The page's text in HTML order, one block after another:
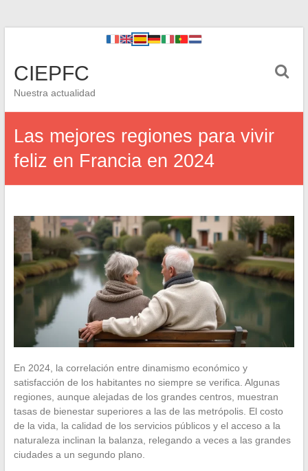
CIEPFC
Nuestra actualidad
Las mejores regiones para vivir
feliz en Francia en 2024
En 2024, la correlación entre dinamismo económico y
satisfacción de los habitantes no siempre se verifica. Algunas
regiones, aunque alejadas de los grandes centros, muestran
tasas de bienestar superiores a las de las metrópolis. El costo
de la vida, la calidad de los servicios públicos y el acceso a la
naturaleza inclinan la balanza, relegando a veces a las grandes
ciudades a un segundo plano.